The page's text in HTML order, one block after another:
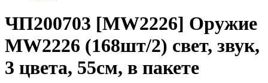
ЧП200703 [MW2226] Оружие
MW2226 (168шт/2) свет, звук,
3 цвета, 55см, в пакете